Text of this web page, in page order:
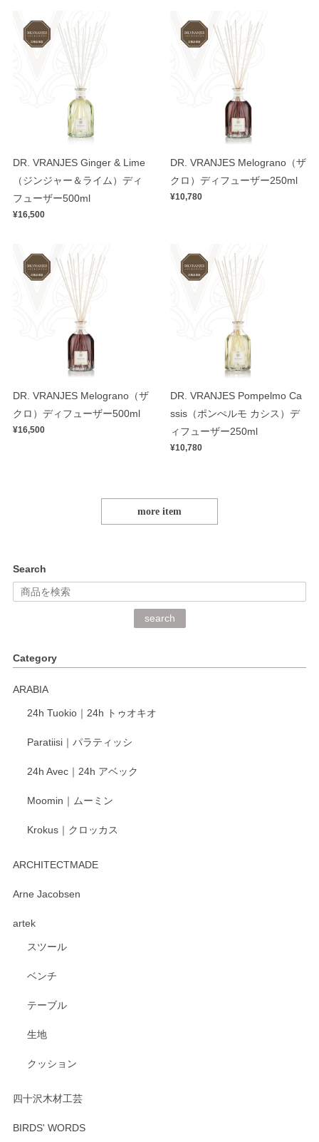
DR. VRANJES Ginger & Lime
（ジンジャー＆ライム）ディ
フューザー500ml
¥16,500
DR. VRANJES Melograno（ザ
クロ）ディフューザー250ml
¥10,780
DR. VRANJES Melograno（ザ
クロ）ディフューザー500ml
¥16,500
DR. VRANJES Pompelmo Ca
ssis（ポンぺルモ カシス）デ
ィフューザー250ml
¥10,780
more item
Search
search
Category
ARABIA
24h Tuokio｜24h トゥオキオ
Paratiisi｜パラティッシ
24h Avec｜24h アベック
Moomin｜ムーミン
Krokus｜クロッカス
ARCHITECTMADE
Arne Jacobsen
artek
スツール
ベンチ
テーブル
生地
クッション
四十沢木材工芸
BIRDS' WORDS